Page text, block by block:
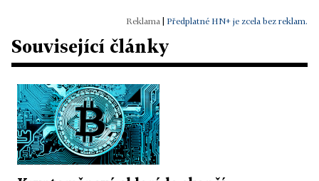
Předplatné HN+ je zcela bez reklam.
Související články